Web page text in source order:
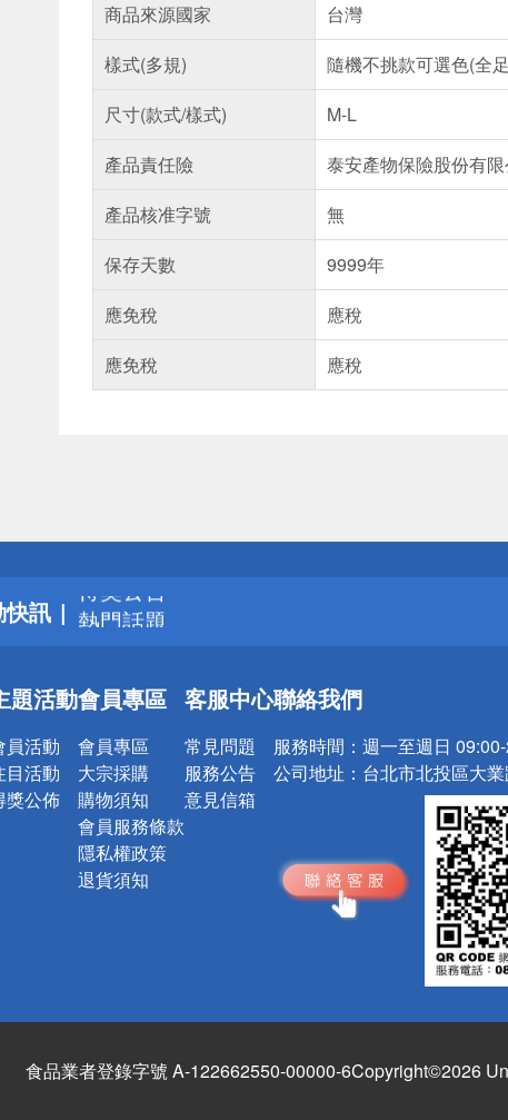
商品來源國家
台灣
樣式(多規)
隨機不挑款可選色(全
尺寸(款式/樣式)
M-L
產品責任險
泰安產物保險股份有
產品核准字號
無
保存天數
9999年
應免稅
應稅
應免稅
應稅
快訊
詐騙網頁！請小心！
得獎公告
熱門話題
銀行優惠
詐騙網頁！請小心！
題活動
員活動
目活動
獎公佈
會員專區
會員專區
大宗採購
購物須知
會員服務條款
隱私權政策
退貨須知
客服中心
常見問題
服務公告
意見信箱
聯絡我們
服務時間： 週一至週日
公司地址： 台北市北投區大
食品業者登錄字號 A-122662550-00000-6Copyright©2026